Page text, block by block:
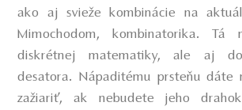
ako aj svieže kombinácie na
Mimochodom, kombinatorika.
diskrétnej matematiky, ale aj do
desatora. Nápaditému prsteňu dáte
zažiariť, ak nebudete jeho